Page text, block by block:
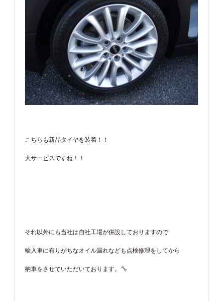
こちらも新品タイヤを装着！！
大サービスですね！！
それ以外にも当社は自社工場が併設しておりますので
輸入車に有りがちなオイル漏れなども点検修理をしてから
納車をさせていただいております。